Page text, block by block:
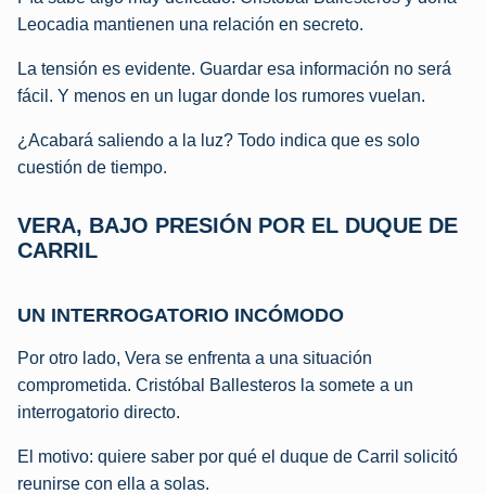
Leocadia mantienen una relación en secreto.
La tensión es evidente. Guardar esa información no será
fácil. Y menos en un lugar donde los rumores vuelan.
¿Acabará saliendo a la luz? Todo indica que es solo
cuestión de tiempo.
VERA, BAJO PRESIÓN POR EL DUQUE DE
CARRIL
UN INTERROGATORIO INCÓMODO
Por otro lado, Vera se enfrenta a una situación
comprometida. Cristóbal Ballesteros la somete a un
interrogatorio directo.
El motivo: quiere saber por qué el duque de Carril solicitó
reunirse con ella a solas.